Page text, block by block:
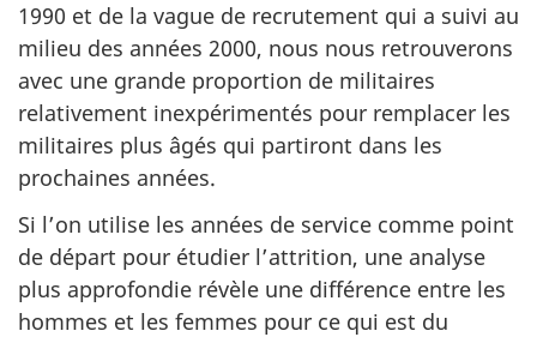
1990 et de la vague de recrutement qui a suivi au
milieu des années 2000, nous nous retrouverons
avec une grande proportion de militaires
relativement inexpérimentés pour remplacer les
militaires plus âgés qui partiront dans les
prochaines années.
Si l’on utilise les années de service comme point
de départ pour étudier l’attrition, une analyse
plus approfondie révèle une dif­férence entre les
hommes et les femmes pour ce qui est du